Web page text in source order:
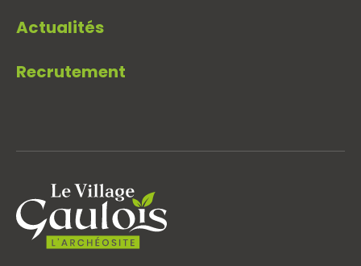
Actualités
Recrutement